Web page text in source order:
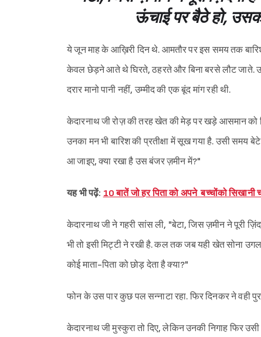
ऊंचाई पर बैठे हो,
ये जून माह के आख़िरी दिन थे. आमतौर पर इस समय तक
केवल छेड़ने आते थे घिरते, ठहरते और बिना बरसे लौट जाते.
दरार मानो पानी नहीं, उम्मीद की एक बूंद मांग रही थी.
केदारनाथ जी रोज़ की तरह खेत की मेड़ पर खड़े आसमान को
उनका मन भी बारिश की प्रतीक्षा में सूख गया है. उसी
आ जाइए, क्या रखा है उस बंजर ज़मीन में?"
यह भी पढ़ें: 10 बातें जो हर पिता को अपने बच्चोंको
केदारनाथ जी ने गहरी सांस ली, "बेटा, जिस ज़मीन ने पूरी
भी तो इसी मिट्टी ने रखी है. कल तक जब यही खेत सोना
कोई माता-पिता को छोड़ देता है क्या?"
फोन के उस पार कुछ पल सन्नाटा रहा. फिर दिनकर ने वही
केदारनाथ जी मुस्कुरा तो दिए, लेकिन उनकी निगाह फिर